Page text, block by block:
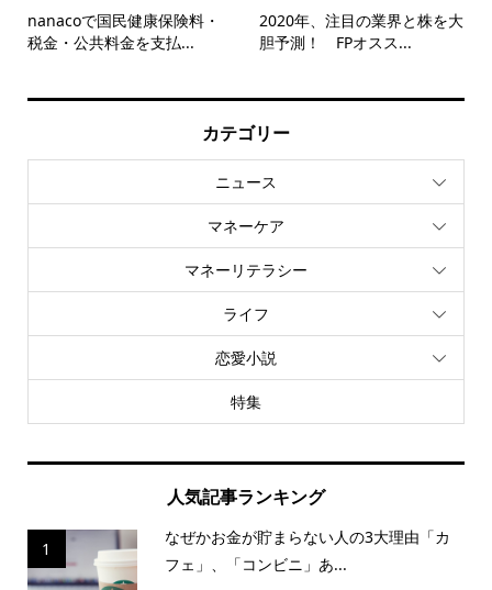
nanacoで国民健康保険料・
税金・公共料金を支払...
2020年、注目の業界と株を大
胆予測！ FPオスス...
カテゴリー
ニュース
マネーケア
マネーリテラシー
ライフ
恋愛小説
特集
人気記事ランキング
1
なぜかお金が貯まらない人の3大理由「カ
フェ」、「コンビニ」あ...